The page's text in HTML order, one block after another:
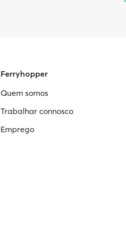
Ferryhopper
Quem somos
Trabalhar connosco
Emprego